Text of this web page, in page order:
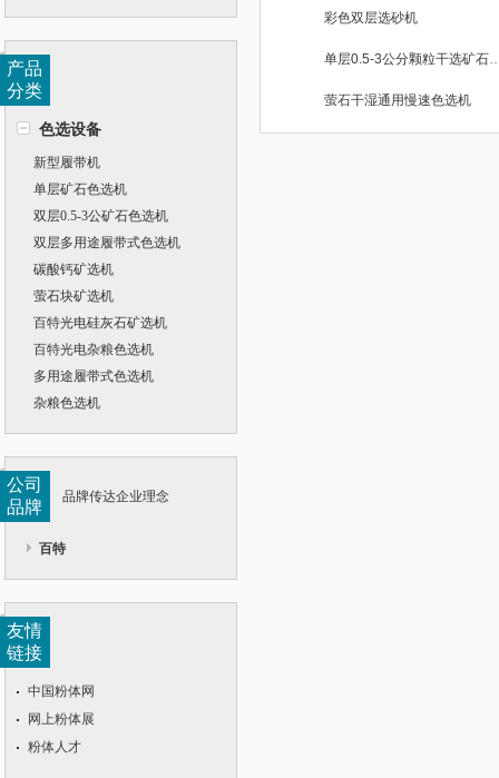
产品
分类
色选设备
新型履带机
单层矿石色选机
双层0.5-3公矿石色选机
双层多用途履带式色选机
碳酸钙矿选机
萤石块矿选机
百特光电硅灰石矿选机
百特光电杂粮色选机
多用途履带式色选机
杂粮色选机
公司
品牌
品牌传达企业理念
百特
友情
链接
中国粉体网
网上粉体展
粉体人才
彩色双层选砂机
单层0.5-3公分颗粒干
萤石干湿通用慢速色选机